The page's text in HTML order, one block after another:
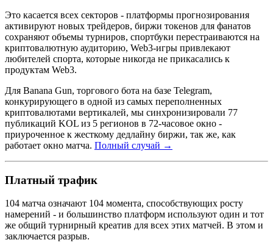
Это касается всех секторов - платформы прогнозирования
активируют новых трейдеров, биржи токенов для фанатов
сохраняют объемы турниров, спортбуки перестраиваются на
криптовалютную аудиторию, Web3-игры привлекают
любителей спорта, которые никогда не прикасались к
продуктам Web3.
Для Banana Gun, торгового бота на базе Telegram,
конкурирующего в одной из самых переполненных
криптовалютами вертикалей, мы синхронизировали 77
публикаций KOL из 5 регионов в 72-часовое окно -
приуроченное к жесткому дедлайну биржи, так же, как
работает окно матча. Полный случай →
Платный трафик
104 матча означают 104 момента, способствующих росту
намерений - и большинство платформ используют один и тот
же общий турнирный креатив для всех этих матчей. В этом и
заключается разрыв.